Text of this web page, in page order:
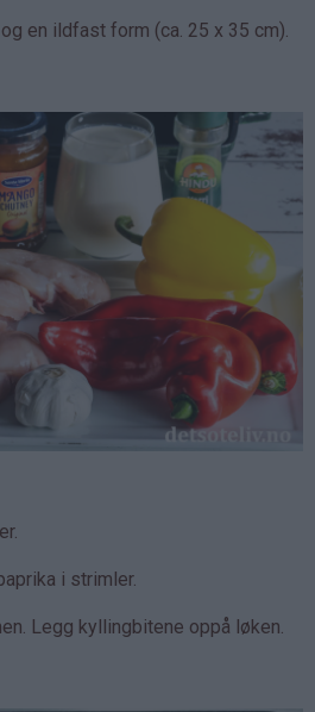
en ildfast form (ca. 25 x 35 cm).
i strimler.
Legg kyllingbitene oppå løken.